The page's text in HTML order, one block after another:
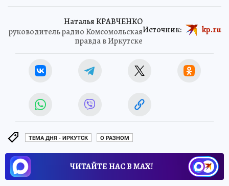
Наталья КРАВЧЕНКО
руководитель радио Комсомольская
правда в Иркутске
Источник: kp.ru
ТЕМА ДНЯ - ИРКУТСК О РАЗНОМ
ЧИТАЙТЕ НАС В МАХ!